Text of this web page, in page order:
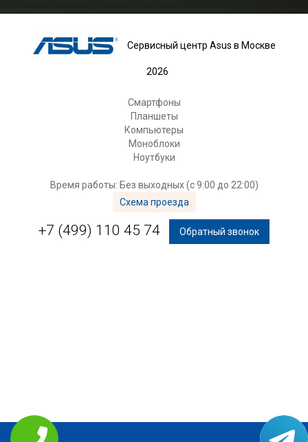
Сервисный центр Asus в Москве
2026
Смартфоны
Планшеты
Компьютеры
Моноблоки
Ноутбуки
Время работы: Без выходных (с 9:00 до 22:00)
Схема проезда
+7 (499) 110 45 74 Обратный звонок